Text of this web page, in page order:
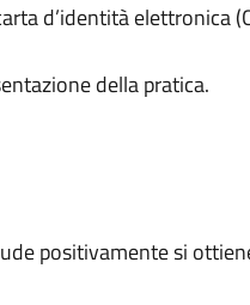
d’identità elettronica
della pratica.
positivamente si